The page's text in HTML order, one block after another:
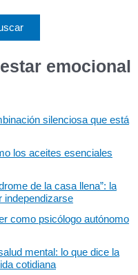
emocional
silenciosa que está
los aceites esenciales
de la casa llena”: la
independizarse
como psicólogo autónomo
mental: lo que dice la
cotidiana